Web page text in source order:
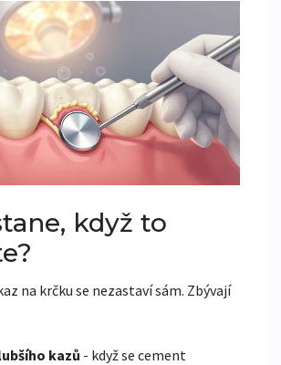
když to
na krčku se nezastaví sám. Zbývají
kazů - když se cement